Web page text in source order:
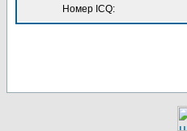
Номер ICQ: